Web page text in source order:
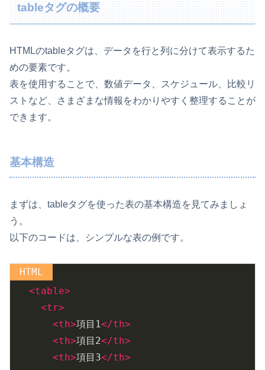
tableタグの概要
HTMLのtableタグは、データを行と列に分けて表示するた
めの要素です。
表を使用することで、数値データ、スケジュール、比較リ
ストなど、さまざまな情報をわかりやすく整理することが
できます。
基本構造
まずは、tableタグを使った表の基本構造を見てみましょ
う。
以下のコードは、シンプルな表の例です。
<table>
<tr>
<th>項目1</th>
<th>項目2</th>
<th>項目3</th>